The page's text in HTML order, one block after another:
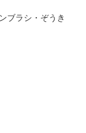
ブラシ・ぞうき